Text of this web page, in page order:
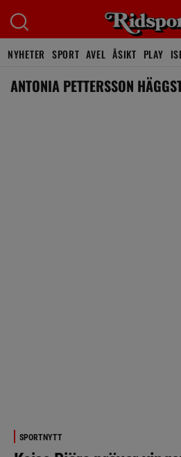
NYHETER SPORT AVEL ÅSIKT PLAY
ANTONIA PETTERSSON
SPORTNYTT